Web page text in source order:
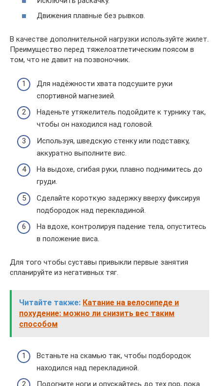
Движения плавные без рывков.
В качестве дополнительной нагрузки используйте жилет.
Преимущество перед тяжелоатлетическим поясом в
том, что не давит на позвоночник.
Для надёжности хвата подсушите руки
спортивной магнезией.
Наденьте утяжелитель подойдите к турнику так,
чтобы он находился над головой.
Используя, шведскую стенку или подставку,
аккуратно выполните вис.
На выдохе, сгибая руки, плавно поднимитесь до
груди.
Сделайте короткую задержку вверху фиксируя
подбородок над перекладиной.
На вдохе, контролируя падение тела, опуститесь
в положение виса.
Для того чтобы суставы привыкли первые занятия
спланируйте из негативных тяг.
Читайте также: Катание на велосипеде и
похудение: можно ли снизить вес таким
способом
Встаньте на скамью так, чтобы подбородок
находился над перекладиной.
Подогните ноги и опускайтесь до тех пор, пока